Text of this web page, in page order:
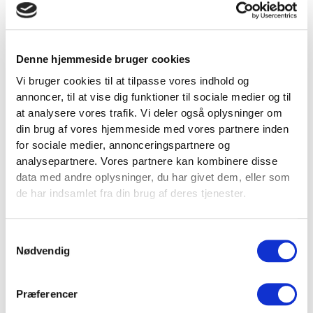
Denne hjemmeside bruger cookies
Vi bruger cookies til at tilpasse vores indhold og
annoncer, til at vise dig funktioner til sociale medier og til
at analysere vores trafik. Vi deler også oplysninger om
din brug af vores hjemmeside med vores partnere inden
for sociale medier, annonceringspartnere og
analysepartnere. Vores partnere kan kombinere disse
data med andre oplysninger, du har givet dem, eller som
de har indsamlet fra din brug af deres tjenester.
Nødvendig
Præferencer
Varenr. FT1089
Farve Sort
Materiale Skum
Længde 45 cm